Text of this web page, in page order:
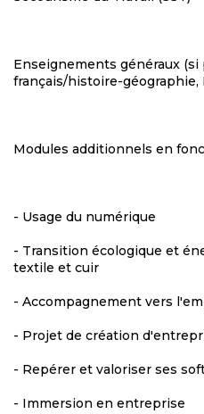
Enseignements généraux (si
français/histoire-
Modules additionnels en
- Usage du numérique
- Transition écologique et
textile et cuir
- Accompagnement vers
- Projet de création
- Repérer et valoriser ses
- Immersion en entreprise